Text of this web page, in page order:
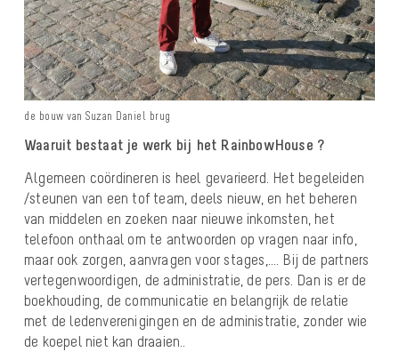
de bouw van Suzan Daniel brug
Waaruit bestaat je werk bij het RainbowHouse ?
Algemeen coördineren is heel gevarieerd. Het begeleiden
/steunen van een tof team, deels nieuw, en het beheren
van middelen en zoeken naar nieuwe inkomsten, het
telefoon onthaal om te antwoorden op vragen naar info,
maar ook zorgen, aanvragen voor stages,…. Bij de partners
vertegenwoordigen, de administratie, de pers. Dan is er de
boekhouding, de communicatie en belangrijk de relatie
met de ledenverenigingen en de administratie, zonder wie
de koepel niet kan draaien..